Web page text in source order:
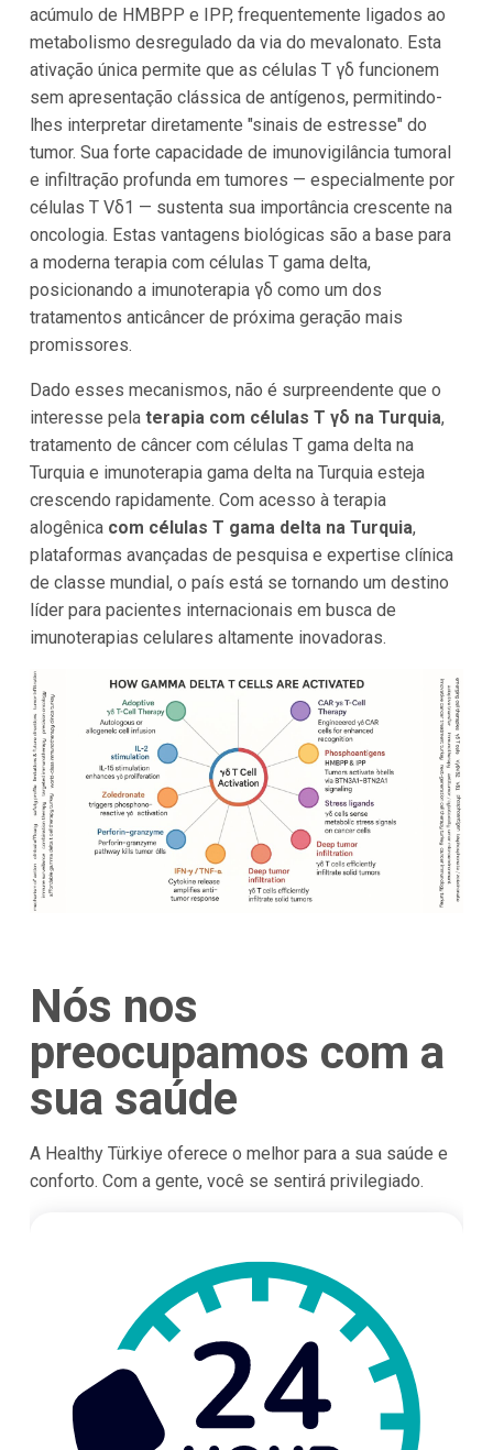
acúmulo de HMBPP e IPP, frequentemente ligados ao
metabolismo desregulado da via do mevalonato. Esta
ativação única permite que as células T γδ funcionem
sem apresentação clássica de antígenos, permitindo-
lhes interpretar diretamente "sinais de estresse" do
tumor. Sua forte capacidade de imunovigilância tumoral
e infiltração profunda em tumores — especialmente por
células T Vδ1 — sustenta sua importância crescente na
oncologia. Estas vantagens biológicas são a base para
a moderna terapia com células T gama delta,
posicionando a imunoterapia γδ como um dos
tratamentos anticâncer de próxima geração mais
promissores.
Dado esses mecanismos, não é surpreendente que o
interesse pela terapia com células T γδ na Turquia,
tratamento de câncer com células T gama delta na
Turquia e imunoterapia gama delta na Turquia esteja
crescendo rapidamente. Com acesso à terapia
alogênica com células T gama delta na Turquia,
plataformas avançadas de pesquisa e expertise clínica
de classe mundial, o país está se tornando um destino
líder para pacientes internacionais em busca de
imunoterapias celulares altamente inovadoras.
Nós nos
preocupamos com a
sua saúde
A Healthy Türkiye oferece o melhor para a sua saúde e
conforto. Com a gente, você se sentirá privilegiado.